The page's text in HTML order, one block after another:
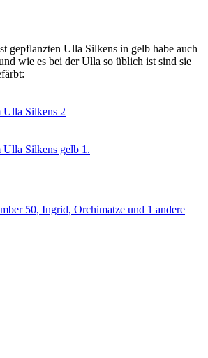
gepflanzten Ulla Silkens in gelb habe auch
wie es bei der Ulla so üblich ist sind sie
Ulla Silkens 2
Silkens gelb 1.
50, Ingrid, Orchimatze und 1 andere